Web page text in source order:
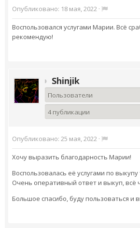
Опубликовано: 18 мая, 2022 ·
Воспользовался услугами Марии. Всё
рекомендую!
Shinjik
Пользователи
4 публикации
Опубликовано: 25 мая, 2022 ·
Хочу выразить благодарность Марии!
Воспользовалась её услугами по
Очень оперативный ответ и выкуп, всё
Большое спасибо, буду пользоваться и